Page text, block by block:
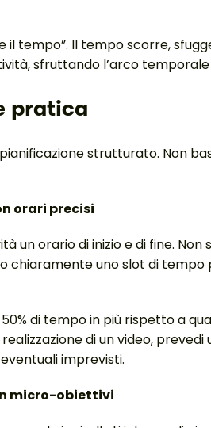
il tempo”. Il tempo scorre,
sfruttando l’arco
pratica
strutturato. Non
orari precisi
un orario di inizio e di fine.
chiaramente uno slot di
di tempo in più rispetto a
di un video,
imprevisti.
micro-obiettivi